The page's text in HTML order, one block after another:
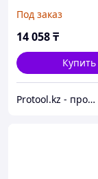
(CTCJ2420)
Под заказ
14 058₸
Купить
Protool.kz - продажа электроинструмента, ручные строительные и садовые инструменты